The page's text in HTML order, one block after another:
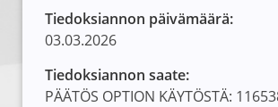
Tiedoksiannon päivämäärä:
03.03.2026
Tiedoksiannon saate:
PÄÄTÖS OPTION KÄYTÖSTÄ: